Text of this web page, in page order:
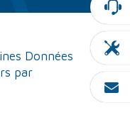
Données
par